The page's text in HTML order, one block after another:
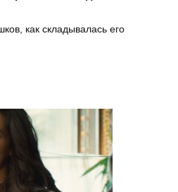
как складывалась его